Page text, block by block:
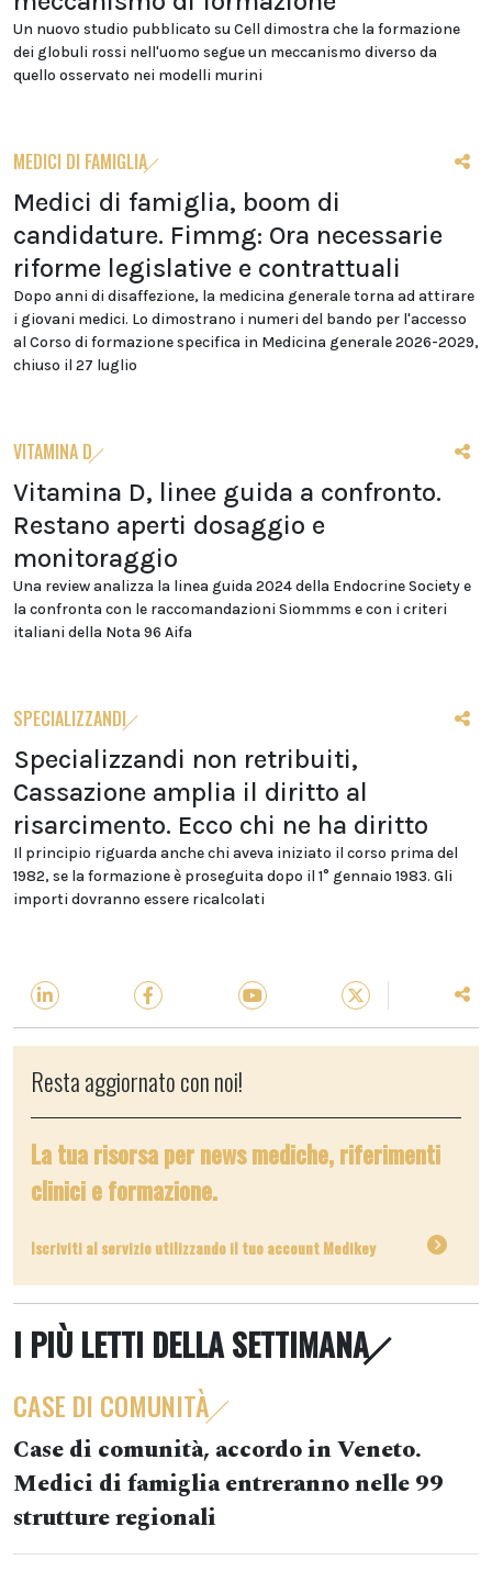
Un nuovo studio pubblicato su Cell dimostra che la formazione
dei globuli rossi nell'uomo segue un meccanismo diverso da
quello osservato nei modelli murini
MEDICI DI FAMIGLIA
Medici di famiglia, boom di
candidature. Fimmg: Ora necessarie
riforme legislative e contrattuali
Dopo anni di disaffezione, la medicina generale torna ad attirare
i giovani medici. Lo dimostrano i numeri del bando per l'accesso
al Corso di formazione specifica in Medicina generale 2026-2029,
chiuso il 27 luglio
VITAMINA D
Vitamina D, linee guida a confronto.
Restano aperti dosaggio e
monitoraggio
Una review analizza la linea guida 2024 della Endocrine Society e
la confronta con le raccomandazioni Siommms e con i criteri
italiani della Nota 96 Aifa
SPECIALIZZANDI
Specializzandi non retribuiti,
Cassazione amplia il diritto al
risarcimento. Ecco chi ne ha diritto
Il principio riguarda anche chi aveva iniziato il corso prima del
1982, se la formazione è proseguita dopo il 1° gennaio 1983. Gli
importi dovranno essere ricalcolati
Resta aggiornato con noi!
La tua risorsa per news mediche, riferimenti
clinici e formazione.
Iscriviti al servizio utilizzando il tuo account Medikey
I PIÙ LETTI DELLA SETTIMANA
CASE DI COMUNITÀ
Case di comunità, accordo in Veneto.
Medici di famiglia entreranno nelle 99
strutture regionali